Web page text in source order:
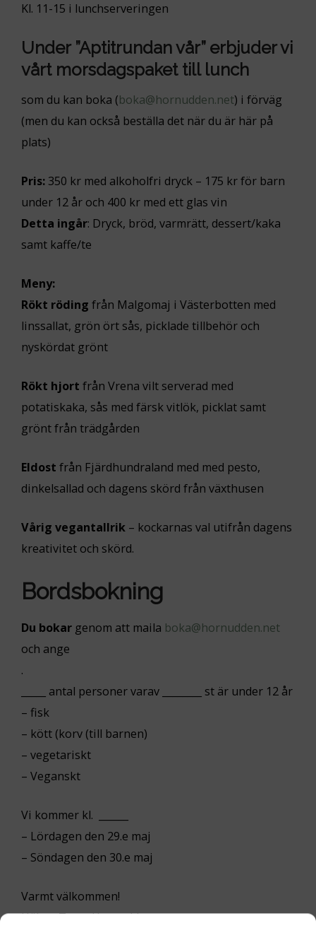
Kl. 11-15 i lunchserveringen
Under ”Aptitrundan vår” erbjuder vi
vårt morsdagspaket till lunch
som du kan boka (boka@hornudden.net) i förväg
(men du kan också beställa det när du är här på
plats)
Pris: 350 kr med alkoholfri dryck – 175 kr för barn
under 12 år och 400 kr med ett glas vin
Detta ingår: Dryck, bröd, varmrätt, dessert/kaka
samt kaffe/te
Meny:
Rökt röding från Malgomaj i Västerbotten med
linssallat, grön ört sås, picklade tillbehör och
nyskördat grönt
Rökt hjort från Vrena vilt serverad med
potatiskaka, sås med färsk vitlök, picklat samt
grönt från trädgården
Eldost från Fjärdhundraland med med pesto,
dinkelsallad och dagens skörd från växthusen
Vårig vegantallrik – kockarnas val utifrån dagens
kreativitet och skörd.
Bordsbokning
Du bokar genom att maila boka@hornudden.net
och ange
.
_____ antal personer varav ________ st är under 12 år
– fisk
– kött (korv (till barnen)
– vegetariskt
– Veganskt
Vi kommer kl. ______
– Lördagen den 29.e maj
– Söndagen den 30.e maj
Varmt välkommen!
Hälsar Team Hornudden